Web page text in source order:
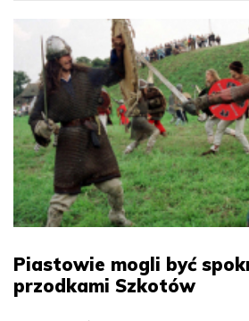
Piastowie mogli być
przodkami Szkotów